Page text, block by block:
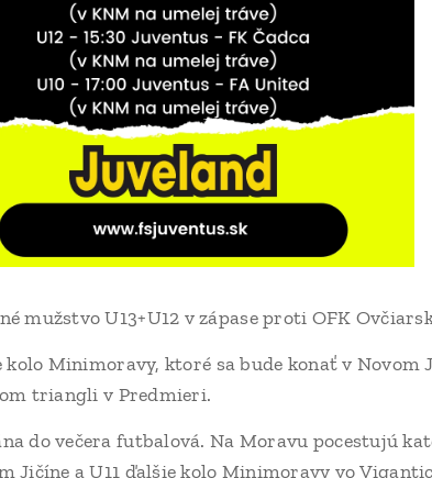
mužstvo U13+U12 v zápase proti OFK
Minimoravy, ktoré sa bude konať v Novom
triangli v Predmieri.
do večera futbalová. Na Moravu pocestujú
Jičíne a U11 ďalšie kolo Minimoravy vo